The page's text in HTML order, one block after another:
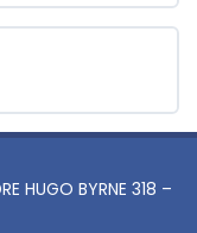
HUGO BYRNE 318 –